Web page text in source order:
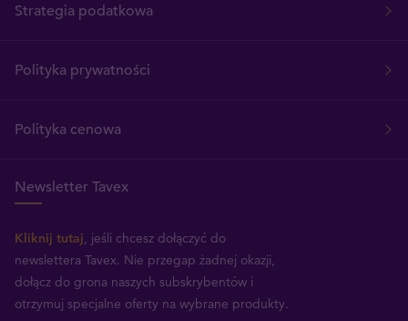
Strategia podatkowa
Polityka prywatności
Polityka cenowa
Newsletter Tavex
Kliknij tutaj , jeśli chcesz dołączyć do
newslettera Tavex. Nie przegap żadnej okazji,
dołącz do grona naszych subskrybentów i
otrzymuj specjalne oferty na wybrane produkty.